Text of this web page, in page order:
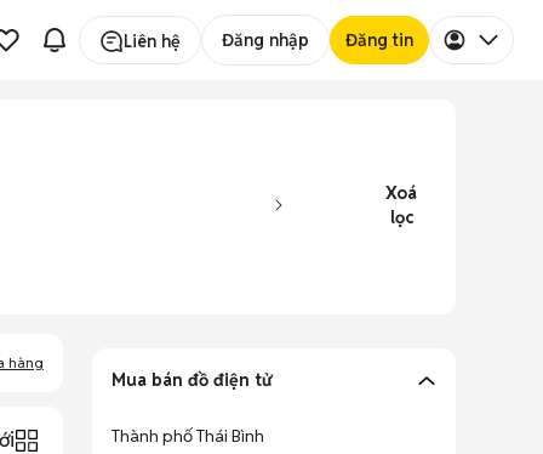
Liên hệ Đăng nhập Đăng tin
Xoá
lọc
hàng
Mua bán đồ điện tử
Thành phố Thái Bình